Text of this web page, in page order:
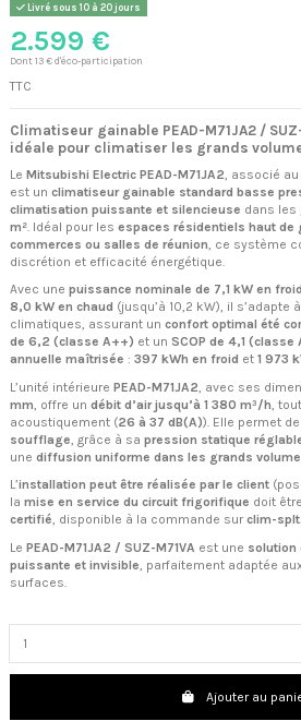
Livré sous 10 à 20 jours
2.599 €
Dont 13 € d'éco-participation
TTC
Climatiseur gainable PEAD-M71JA2 /
idéale pour climatiser les grands
Le Mitsubishi Electric PEAD-M71JA2 , associé
est un climatiseur gainable standard basse
climatisation puissante et silencieuse dans les
m² . Idéal pour les espaces résidentiels haut de
commerces ou salles de réunion , ce système
discrétion et efficacité énergétique.
Avec une puissance nominale de 7,1 kW en froid
8,0 kW en chaud (jusqu’à 10,2 kW), il
climatiques, assurant un confort optimal été
de 6,2 (classe A++) et un SCOP de 4,1 (classe
annuelle maîtrisée : 397 kWh en froid et 1 973
L’unité intérieure PEAD-M71JA2 , avec ses
mm , offre un débit d’air jusqu’à 1 380 m³/h ,
acoustiquement (26 à 37 dB(A)). Elle permet
soufflage , grâce à sa pression statique
une diffusion uniforme dans les grands
L’installation peut être réalisée par le client
la mise en service du circuit frigorifique doit
certifié, disponible à la commande sur clim-
Le PEAD-M71JA2 / SUZ-M71VA est une solution
puissante et invisible, parfaitement adaptée
surfaces.
Ajouter au